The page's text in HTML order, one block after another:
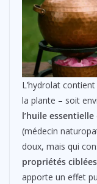
L’hydrolat contient
la plante – soit
l’huile essentielle
(médecin
doux, mais qui
propriétés ciblées
apporte un effet